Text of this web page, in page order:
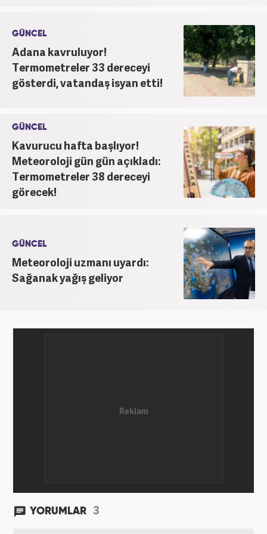
GÜNCEL
Adana kavruluyor!
Termometreler 33 dereceyi
gösterdi, vatandaş isyan etti!
GÜNCEL
Kavurucu hafta başlıyor!
Meteoroloji gün gün açıkladı:
Termometreler 38 dereceyi
görecek!
GÜNCEL
Meteoroloji uzmanı uyardı:
Sağanak yağış geliyor
YORUMLAR 3